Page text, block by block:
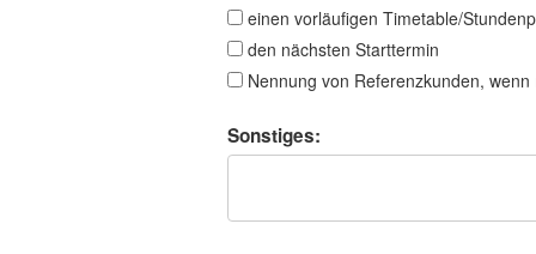
einen vorläufigen Timetable/
den nächsten Starttermin
Nennung von Referenzkunden, wenn
Sonstiges: